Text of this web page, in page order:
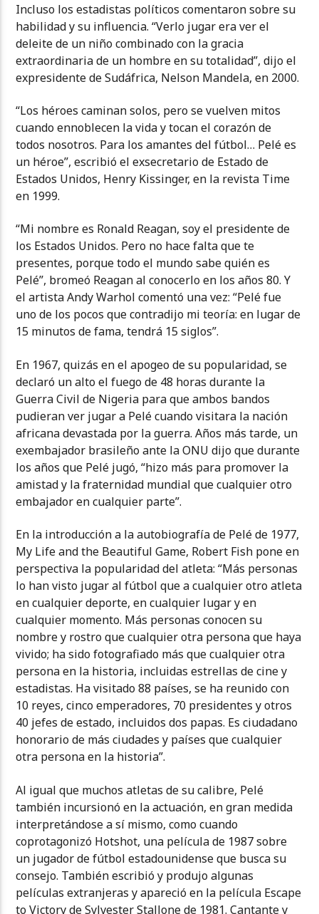
Incluso los estadistas políticos comentaron sobre su
habilidad y su influencia. “Verlo jugar era ver el
deleite de un niño combinado con la gracia
extraordinaria de un hombre en su totalidad”, dijo el
expresidente de Sudáfrica, Nelson Mandela, en 2000.
“Los héroes caminan solos, pero se vuelven mitos
cuando ennoblecen la vida y tocan el corazón de
todos nosotros. Para los amantes del fútbol… Pelé es
un héroe”, escribió el exsecretario de Estado de
Estados Unidos, Henry Kissinger, en la revista Time
en 1999.
“Mi nombre es Ronald Reagan, soy el presidente de
los Estados Unidos. Pero no hace falta que te
presentes, porque todo el mundo sabe quién es
Pelé”, bromeó Reagan al conocerlo en los años 80. Y
el artista Andy Warhol comentó una vez: “Pelé fue
uno de los pocos que contradijo mi teoría: en lugar de
15 minutos de fama, tendrá 15 siglos”.
En 1967, quizás en el apogeo de su popularidad, se
declaró un alto el fuego de 48 horas durante la
Guerra Civil de Nigeria para que ambos bandos
pudieran ver jugar a Pelé cuando visitara la nación
africana devastada por la guerra. Años más tarde, un
exembajador brasileño ante la ONU dijo que durante
los años que Pelé jugó, “hizo más para promover la
amistad y la fraternidad mundial que cualquier otro
embajador en cualquier parte”.
En la introducción a la autobiografía de Pelé de 1977,
My Life and the Beautiful Game, Robert Fish pone en
perspectiva la popularidad del atleta: “Más personas
lo han visto jugar al fútbol que a cualquier otro atleta
en cualquier deporte, en cualquier lugar y en
cualquier momento. Más personas conocen su
nombre y rostro que cualquier otra persona que haya
vivido; ha sido fotografiado más que cualquier otra
persona en la historia, incluidas estrellas de cine y
estadistas. Ha visitado 88 países, se ha reunido con
10 reyes, cinco emperadores, 70 presidentes y otros
40 jefes de estado, incluidos dos papas. Es ciudadano
honorario de más ciudades y países que cualquier
otra persona en la historia”.
Al igual que muchos atletas de su calibre, Pelé
también incursionó en la actuación, en gran medida
interpretándose a sí mismo, como cuando
coprotagonizó Hotshot, una película de 1987 sobre
un jugador de fútbol estadounidense que busca su
consejo. También escribió y produjo algunas
películas extranjeras y apareció en la película Escape
to Victory de Sylvester Stallone de 1981. Cantante y